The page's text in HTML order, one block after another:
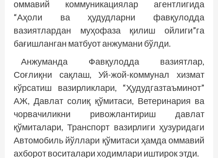
омма­вий коммуникациялар агентлигида
“Аҳоли ва ҳудудларни фавқулодда
вазиятлардан муҳофаза қилиш ойлиги”га
бағишланган матбуот анжумани бўлди.
Анжуманда Фавқулодда вазиятлар,
Соғлиқни сақлаш, Уй-жой-коммунал хизмат
кўрсатиш вазирликлари, “Ҳудудгазтаъминот”
АЖ, Давлат солиқ қўмитаси, Ветеринария ва
чорвачиликни ривожлантириш давлат
қўмиталари, Транспорт вазирлиги ҳузуридаги
Автомобиль йўллари қўмитаси ҳамда оммавий
ахборот воситалари ходимлари иштирок этди.